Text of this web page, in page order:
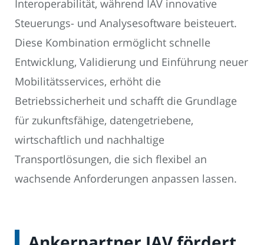
Interoperabilität, während IAV innovative
Steuerungs- und Analysesoftware beisteuert.
Diese Kombination ermöglicht schnelle
Entwicklung, Validierung und Einführung neuer
Mobilitätsservices, erhöht die
Betriebssicherheit und schafft die Grundlage
für zukunftsfähige, datengetriebene,
wirtschaftlich und nachhaltige
Transportlösungen, die sich flexibel an
wachsende Anforderungen anpassen lassen.